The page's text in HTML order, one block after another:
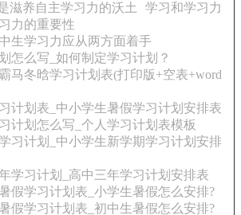
滋养自主学习力的沃土
学习和学习力
力的重要性
生学习力应从两方面着手
怎么写_如何制定学习计划？
马冬晗学习计划表(打印版+空表+word
计划表_中小学生暑假学习计划安排表
计划怎么写_个人学习计划表模板
习计划_中小学生新学期学习计划安排
学习计划_高中三年学习计划安排表
假学习计划表_小学生暑假怎么安排?
假学习计划表_初中生暑假怎么安排?